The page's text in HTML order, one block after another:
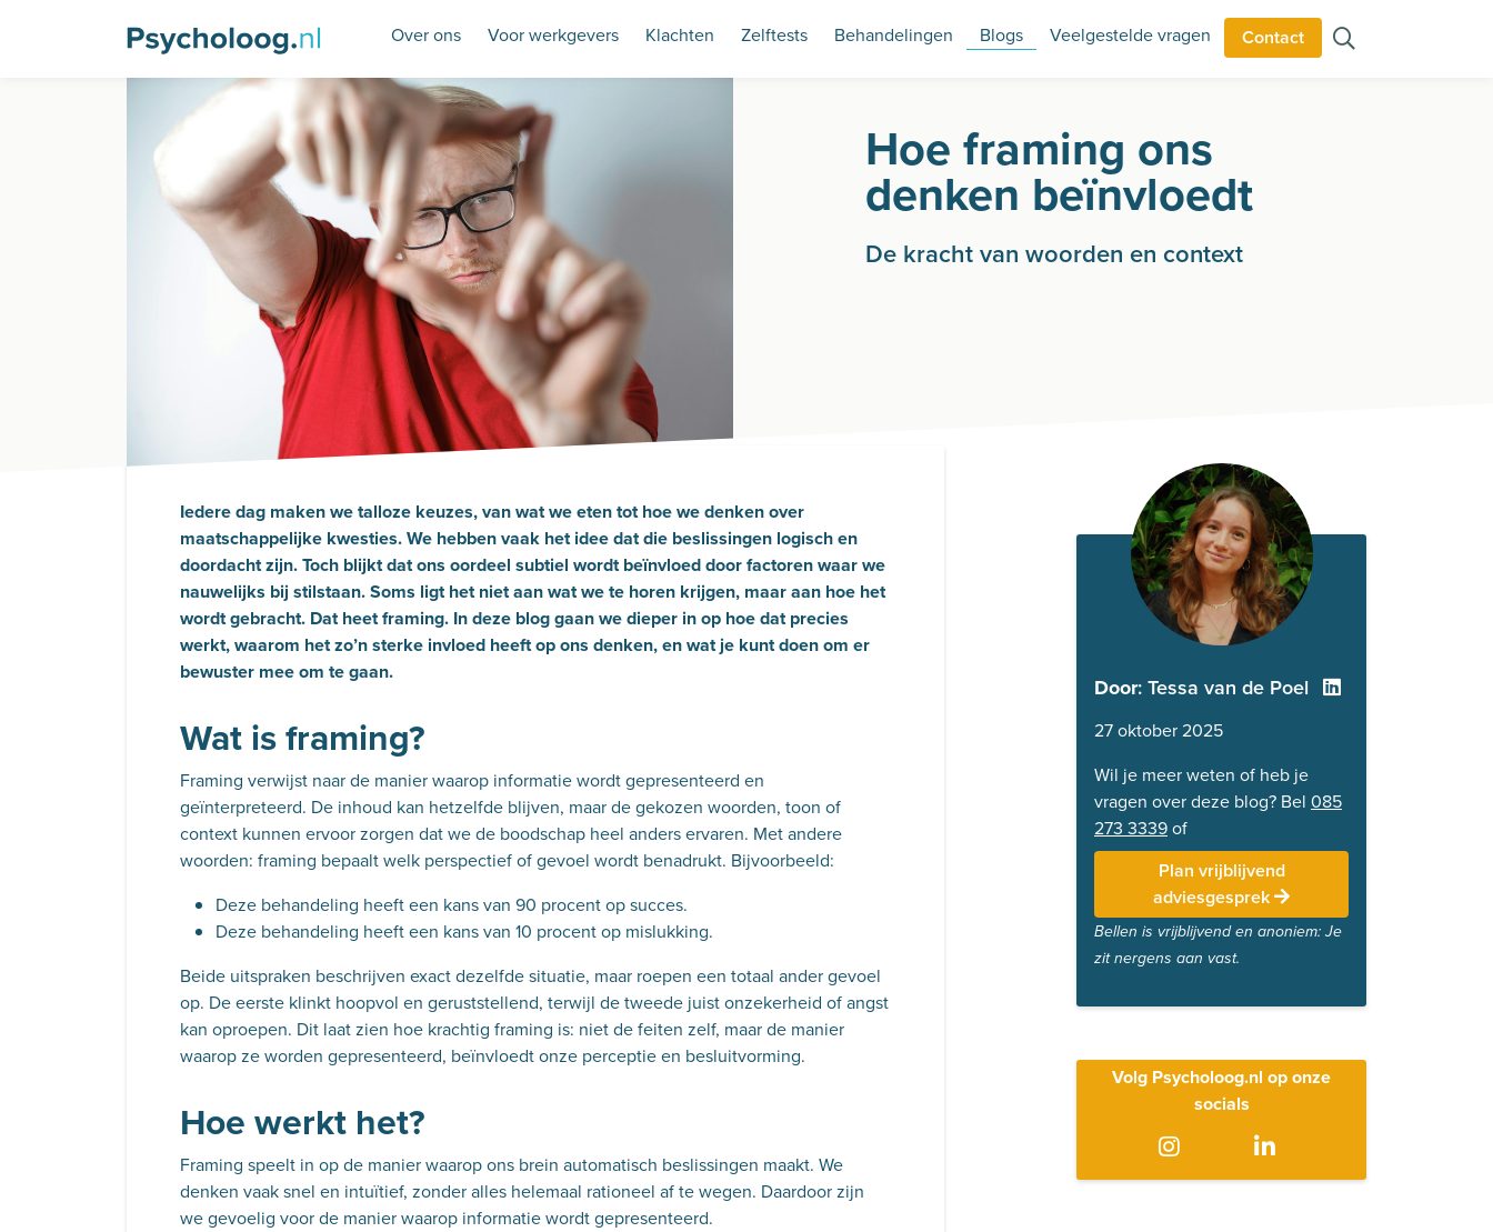
Over ons Voor werkgevers Klachten Zelftests Behandelingen Blogs Veelgestelde vragen Contact
Hoe framing ons
denken beïnvloedt
De kracht van woorden en context
Iedere dag maken we talloze keuzes, van wat we eten tot hoe we denken over
maatschappelijke kwesties. We hebben vaak het idee dat die beslissingen logisch en
doordacht zijn. Toch blijkt dat ons oordeel subtiel wordt beïnvloed door factoren waar we
nauwelijks bij stilstaan. Soms ligt het niet aan wat we te horen krijgen, maar aan hoe het
wordt gebracht. Dat heet framing. In deze blog gaan we dieper in op hoe dat precies
werkt, waarom het zo’n sterke invloed heeft op ons denken, en wat je kunt doen om er
bewuster mee om te gaan.
Wat is framing?
Framing verwijst naar de manier waarop informatie wordt gepresenteerd en
geïnterpreteerd. De inhoud kan hetzelfde blijven, maar de gekozen woorden, toon of
context kunnen ervoor zorgen dat we de boodschap heel anders ervaren. Met andere
woorden: framing bepaalt welk perspectief of gevoel wordt benadrukt. Bijvoorbeeld:
Deze behandeling heeft een kans van 90 procent op succes.
Deze behandeling heeft een kans van 10 procent op mislukking.
Beide uitspraken beschrijven exact dezelfde situatie, maar roepen een totaal ander gevoel
op. De eerste klinkt hoopvol en geruststellend, terwijl de tweede juist onzekerheid of angst
kan oproepen. Dit laat zien hoe krachtig framing is: niet de feiten zelf, maar de manier
waarop ze worden gepresenteerd, beïnvloedt onze perceptie en besluitvorming.
Hoe werkt het?
Framing speelt in op de manier waarop ons brein automatisch beslissingen maakt. We
denken vaak snel en intuïtief, zonder alles helemaal rationeel af te wegen. Daardoor zijn
we gevoelig voor de manier waarop informatie wordt gepresenteerd.
Door: Tessa van de Poel
27 oktober 2025
Wil je meer weten of heb je
vragen over deze blog? Bel 085
273 3339of
Plan vrijblijvend
adviesgesprek
Bellen is vrijblijvend en anoniem: Je
zit nergens aan vast.
Volg Psycholoog.nl op onze
socials